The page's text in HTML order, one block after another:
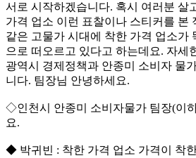
서로 시작하겠습니다. 혹시 여러분 살
가격 업소 이런 표찰이나 스티커를 본
같은 고물가 시대에 착한 가격 업소가
으로 떠오르고 있다고 하는데요. 자세
광역시 경제정책과 안종미 소비자 물
니다. 팀장님 안녕하세요.
◇인천시 안종미 소비자물가 팀장(이
요.
◆ 박귀빈 : 착한 가격 업소 가격이 착